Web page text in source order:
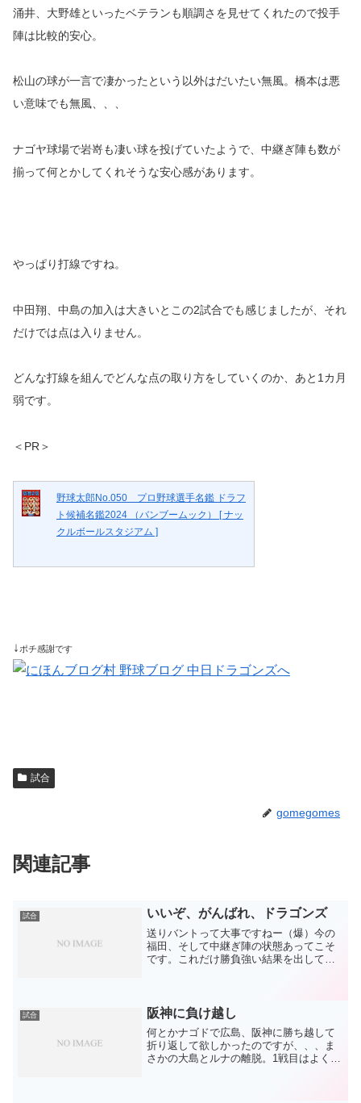
涌井、大野雄といったベテランも順調さを見せてくれたので投手
陣は比較的安心。
松山の球が一言で凄かったという以外はだいたい無風。橋本は悪
い意味でも無風、、、
ナゴヤ球場で岩嵜も凄い球を投げていたようで、中継ぎ陣も数が
揃って何とかしてくれそうな安心感があります。
やっぱり打線ですね。
中田翔、中島の加入は大きいとこの2試合でも感じましたが、それ
だけでは点は入りません。
どんな打線を組んでどんな点の取り方をしていくのか、あと1カ月
弱です。
＜PR＞
野球太郎No.050 プロ野球選手名鑑 ドラフ
ト候補名鑑2024 （バンブームック） [ ナッ
クルボールスタジアム ]
↓ ポチ感謝です
試合
gomegomes
関連記事
試合 いいぞ、がんばれ、ドラゴンズ
送りバントって大事ですねー（爆）今の
福田、そして中継ぎ陣の状態あってこそ
です。これだけ勝負強い結果を出してい
弾は坂本を褒めるべき...
試合 阪神に負け越し
何とかナゴドで広島、阪神に勝ち越して
折り返して欲しかったのですが、、、ま
さかの大島とルナの離脱。1戦目はよく勝